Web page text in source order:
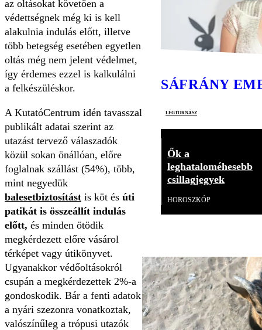
az oltásokat követően a
védettségnek még ki is kell
alakulnia indulás előtt, illetve
több betegség esetében egyetlen
oltás még nem jelent védelmet,
így érdemes ezzel is kalkulálni
a felkészüléskor.
A KutatóCentrum idén tavasszal
publikált adatai szerint az
utazást tervező válaszadók
közül sokan önállóan, előre
foglalnak szállást (54%), több,
mint negyedük
balesetbiztosítást is köt és úti
patikát is összeállít indulás
előtt, és minden ötödik
megkérdezett előre vásárol
térképet vagy útikönyvet.
Ugyanakkor védőoltásokról
csupán a megkérdezettek 2%-a
gondoskodik. Bár a fenti adatok
a nyári szezonra vonatkoztak,
valószínűleg a trópusi utazók
SÁFRÁNY
légtornász
Ők a
leghataloméhesebb
csillagjegyek
HOROSZKÓP